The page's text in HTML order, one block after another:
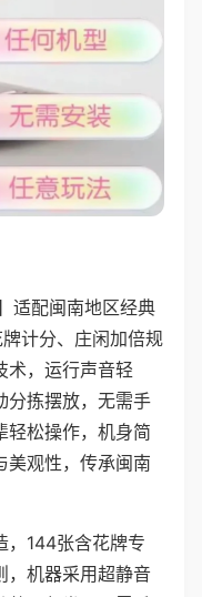
适配闽南地区经典
计分、庄闲加倍规
术，运行声音轻
分拣摆放，无需手
轻松操作，机身简
美观性，传承闽南
，144张含花牌专
，机器采用超静音